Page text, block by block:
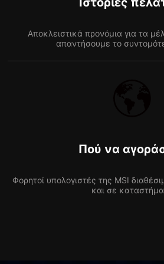
Αποκλειστικά προνόμια για τα
απαντήσουμε το
Πού να
Φορητοί υπολογιστές της MSI
και σε